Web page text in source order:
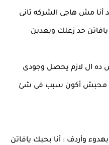
أنا مش هاجى الشركه تانى
حد زعلك وبعدين
ده ال لازم يحصل وجودى
محبش أكون سبب فى شئ
وأردف : أنا بحبك يافاتن